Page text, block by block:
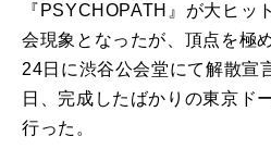
『PSYCHOPATH』が大ヒッ
会現象となったが、頂点を極
24日に渋谷公会堂にて解散宣
日、完成したばかりの東京ド
行った。